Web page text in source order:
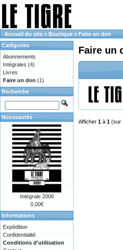
Accueil du site » Boutique » Faire un don
Faire un
Afficher 1 à 1 (sur
Catégories
Abonnements
Intégrales (4)
Livres
Faire un don (1)
Recherche
Nouveautés
Intégrale 2006
0,00€
Informations
Expédition
Confidentialité
Conditions d'utilisation